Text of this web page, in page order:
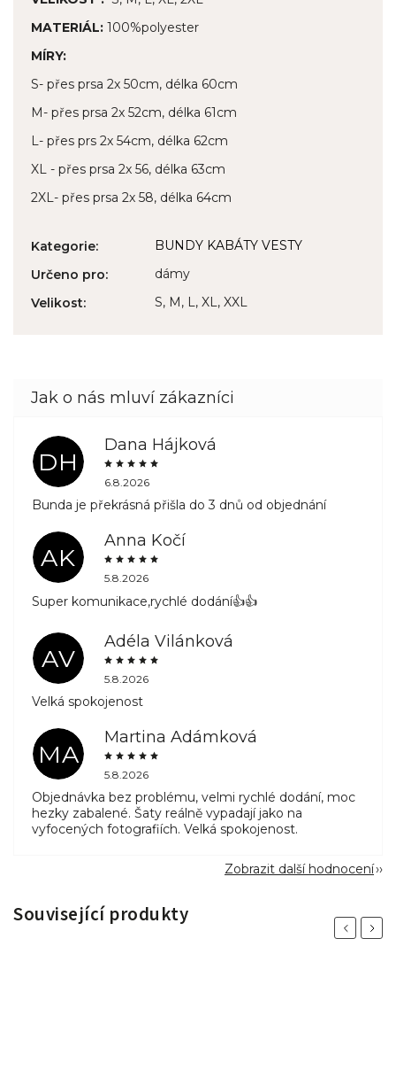
MATERIÁL: 100%polyester
MÍRY:
S- přes prsa 2x 50cm, délka 60cm
M- přes prsa 2x 52cm, délka 61cm
L- přes prs 2x 54cm, délka 62cm
XL - přes prsa 2x 56, délka 63cm
2XL- přes prsa 2x 58, délka 64cm
Kategorie:
BUNDY KABÁTY VESTY
Určeno pro:
dámy
Velikost: S, M, L, XL, XXL
DH
Dana Hájková
6.8.2026
Bunda je překrásná přišla do 3 dnů od objednání
AK
Anna Kočí
5.8.2026
Super komunikace,rychlé dodání👍👍
AV
Adéla Vilánková
5.8.2026
Velká spokojenost
MA
Martina Adámková
5.8.2026
Objednávka bez problému, velmi rychlé dodání, moc
hezky zabalené. Šaty reálně vypadají jako na
vyfocených fotografiích. Velká spokojenost.
Zobrazit další hodnocení
Související produkty
Previous
Next